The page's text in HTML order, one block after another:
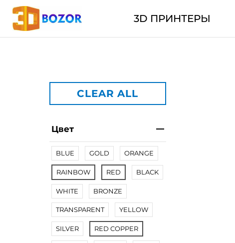
3D ПРИНТЕРЫ
CLEAR ALL
Цвет
BLUE GOLD ORANGE
RAINBOW RED BLACK
WHITE BRONZE
TRANSPARENT YELLOW
SILVER RED COPPER